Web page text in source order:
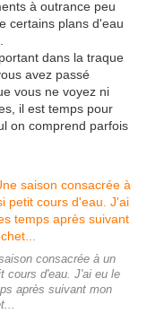
à outrance peu
certains plans d'eau
dans la traque
avez passé
vous ne voyez ni
il est temps pour
on comprend parfois
consacrée à un
cours d'eau. J'ai eu le
après suivant mon